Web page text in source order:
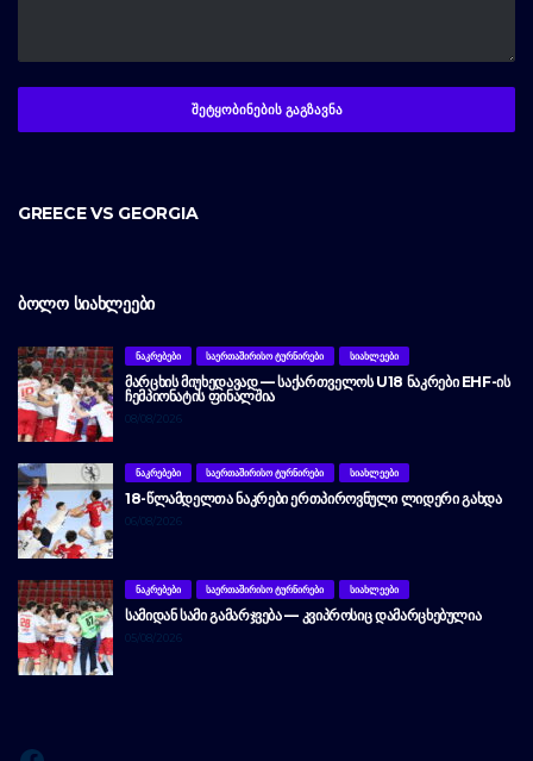
GREECE VS GEORGIA
ᲑᲝᲚᲝ ᲡᲘᲐᲮᲚᲔᲔᲑᲘ
ᲜᲐᲙᲠᲔᲑᲔᲑᲘ ᲡᲐᲔᲠᲗᲐᲨᲘᲠᲘᲡᲝ ᲢᲣᲠᲜᲘᲠᲔᲑᲘ ᲡᲘᲐᲮᲚᲔᲔᲑᲘ
ᲛᲐᲠᲪᲮᲘᲡ ᲛᲘᲣᲮᲔᲓᲐᲕᲐᲓ — ᲡᲐᲥᲐᲠᲗᲕᲔᲚᲝᲡ U18 ᲜᲐᲙᲠᲔᲑᲘ EHF-ᲘᲡ
ᲩᲔᲛᲞᲘᲝᲜᲐᲢᲘᲡ ᲤᲘᲜᲐᲚᲨᲘᲐ
08/08/2026
ᲜᲐᲙᲠᲔᲑᲔᲑᲘ ᲡᲐᲔᲠᲗᲐᲨᲘᲠᲘᲡᲝ ᲢᲣᲠᲜᲘᲠᲔᲑᲘ ᲡᲘᲐᲮᲚᲔᲔᲑᲘ
18-ᲬᲚᲐᲛᲓᲔᲚᲗᲐ ᲜᲐᲙᲠᲔᲑᲘ ᲔᲠᲗᲞᲘᲠᲝᲕᲜᲣᲚᲘ ᲚᲘᲓᲔᲠᲘ ᲒᲐᲮᲓᲐ
06/08/2026
ᲜᲐᲙᲠᲔᲑᲔᲑᲘ ᲡᲐᲔᲠᲗᲐᲨᲘᲠᲘᲡᲝ ᲢᲣᲠᲜᲘᲠᲔᲑᲘ ᲡᲘᲐᲮᲚᲔᲔᲑᲘ
ᲡᲐᲛᲘᲓᲐᲜ ᲡᲐᲛᲘ ᲒᲐᲛᲐᲠᲯᲕᲔᲑᲐ — ᲙᲕᲘᲞᲠᲝᲡᲘᲪ ᲓᲐᲛᲐᲠᲪᲮᲔᲑᲣᲚᲘᲐ
05/08/2026